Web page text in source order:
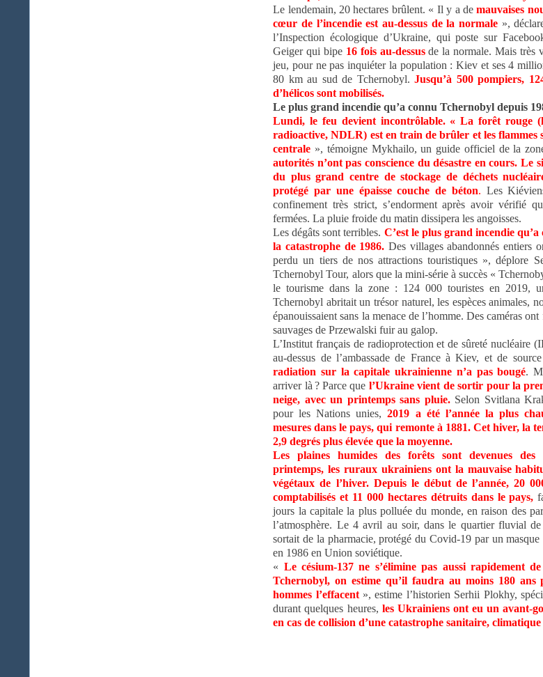
Le lendemain, 20 hectares brûlent. « Il y a demauvaises
cœur de l’incendie est au-dessus de la normale »,
l’Inspection écologique d’Ukraine, qui poste sur
Geiger qui bipe 16 fois au-dessusde la normale. Mais très
jeu, pour ne pas inquiéter la population : Kiev et ses 4
80 km au sud de Tchernobyl.Jusqu’à 500 pompiers,
d’hélicos sont mobilisés.
Le plus grand incendie qu’a connu Tchernobyl depuis
Lundi, le feu devient incontrôlable. « La forêt rouge
radioactive, NDLR) est en train de brûler et les flammes
centrale », témoigne Mykhailo, un guide officiel de la
autorités n’ont pas conscience du désastre en cours. Le
du plus grand centre de stockage de déchets
protégé par une épaisse couche de béton. Les
confinement très strict, s’endorment après avoir vérifié
fermées. La pluie froide du matin dissipera les angoisses.
Les dégâts sont terribles. C’est le plus grand incendie
la catastrophe de 1986. Des villages abandonnés entiers
perdu un tiers de nos attractions touristiques », déplore
Tchernobyl Tour, alors que la mini-série à succès «
le tourisme dans la zone : 124 000 touristes en 2019,
Tchernobyl abritait un trésor naturel, les espèces animales,
épanouissaient sans la menace de l’homme. Des caméras
sauvages de Przewalski fuir au galop.
L’Institut français de radioprotection et de sûreté nucléaire
au-dessus de l’ambassade de France à Kiev, et de
radiation sur la capitale ukrainienne n’a pas bougé.
arriver là ? Parce que l’Ukraine vient de sortir pour la
neige, avec un printemps sans pluie.Selon Svitlana
pour les Nations unies,2019 a été l’année la plus
mesures dans le pays, qui remonte à 1881. Cet hiver, la
2,9 degrés plus élevée que la moyenne.
Les plaines humides des forêts sont devenues des
printemps, les ruraux ukrainiens ont la mauvaise
végétaux de l’hiver. Depuis le début de l’année, 20
comptabilisés et 11 000 hectares détruits dans le pays,
jours la capitale la plus polluée du monde, en raison des
l’atmosphère. Le 4 avril au soir, dans le quartier fluvial
sortait de la pharmacie, protégé du Covid-19 par un
en 1986 en Union soviétique.
« Le césium-137 ne s’élimine pas aussi rapidement
Tchernobyl, on estime qu’il faudra au moins 180
hommes l’effacent», estime l’historien Serhii Plokhy,
durant quelques heures, les Ukrainiens ont eu un avant-
en cas de collision d’une catastrophe sanitaire,